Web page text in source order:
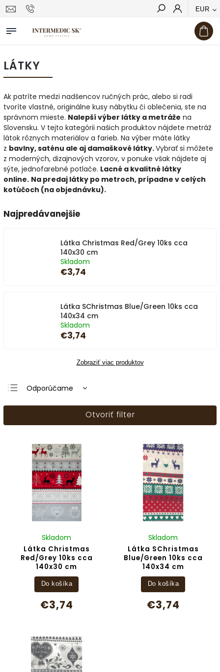
EUR
Hľadať
LÁTKY
Ak patríte medzi nadšencov ručných prác, alebo si radi
tvoríte vlastné, originálne kusy nábytku či oblečenia, ste na
správnom mieste. Nalepší výber látky a metráže na
Slovensku. V tejto kategórii našich produktov nájdete metráž
látok rôznych materiálov a farieb. Na výber máte látky
z bavlny, saténu ale aj damaškové látky.Vybrať si môžete
z moderných, dizajnových vzorov, v ponuke však nájdete aj
sýte, jednofarebné potlače. Lacné a kvalitné látky
online. Na predaj látky po metroch, prípadne v celých
kotúčoch (na objednávku).
Najpredávanejšie
Látka Christmas Red/Grey 10ks cca
140x30 cm
Skladom
€3,74
Látka SChristmas Blue/Green 10ks cca
140x34 cm
Skladom
€3,74
Zobraziť viac produktov
Odporúčame
Najlacnejšie
Abecedne
Otvoriť filter
Látka Christmas
Red/Grey 10ks cca
140x30 cm
Skladom
€3,74
Do košíka
Látka SChristmas
Blue/Green 10ks cca
140x34 cm
Skladom
€3,74
Do košíka